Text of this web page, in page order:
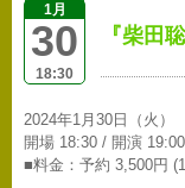
1月
30
18:30
『柴田
2024年1月30日（火）
開場 18:30 / 開演 19:00
■料金：予約 3,500円